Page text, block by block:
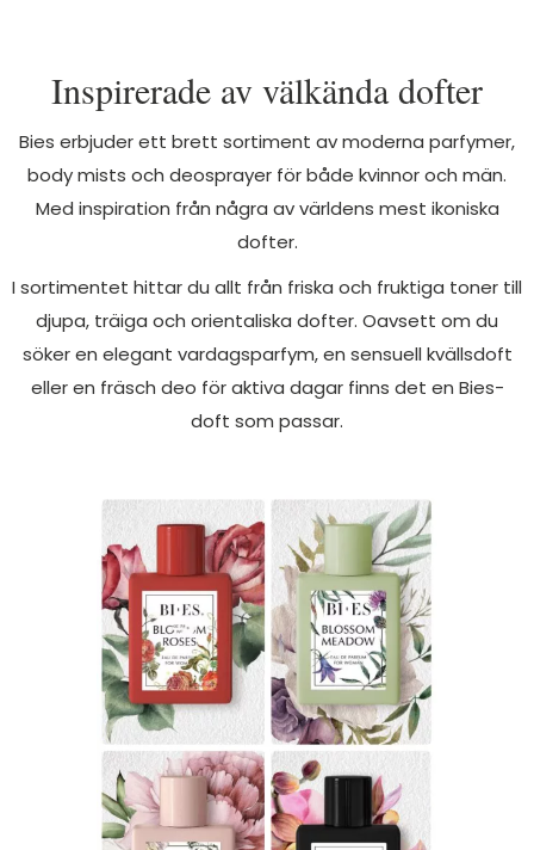
Inspirerade av välkända dofter
Bies erbjuder ett brett sortiment av moderna parfymer,
body mists och deosprayer för både kvinnor och män.
Med inspiration från några av världens mest ikoniska
dofter.
I sortimentet hittar du allt från friska och fruktiga toner till
djupa, träiga och orientaliska dofter. Oavsett om du
söker en elegant vardagsparfym, en sensuell kvällsdoft
eller en fräsch deo för aktiva dagar finns det en Bies-
doft som passar.